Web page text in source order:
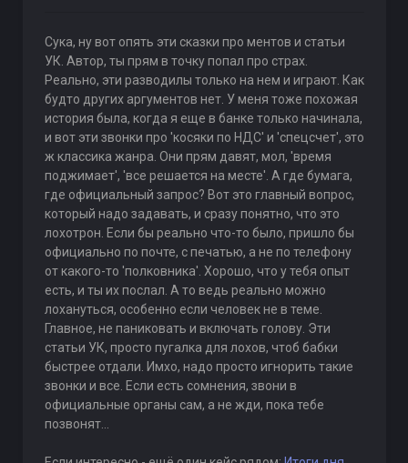
Сука, ну вот опять эти сказки про ментов и статьи
УК. Автор, ты прям в точку попал про страх.
Реально, эти разводилы только на нем и играют. Как
будто других аргументов нет. У меня тоже похожая
история была, когда я еще в банке только начинала,
и вот эти звонки про 'косяки по НДС' и 'спецсчет', это
ж классика жанра. Они прям давят, мол, 'время
поджимает', 'все решается на месте'. А где бумага,
где официальный запрос? Вот это главный вопрос,
который надо задавать, и сразу понятно, что это
лохотрон. Если бы реально что-то было, пришло бы
официально по почте, с печатью, а не по телефону
от какого-то 'полковника'. Хорошо, что у тебя опыт
есть, и ты их послал. А то ведь реально можно
лохануться, особенно если человек не в теме.
Главное, не паниковать и включать голову. Эти
статьи УК, просто пугалка для лохов, чтоб бабки
быстрее отдали. Имхо, надо просто игнорить такие
звонки и все. Если есть сомнения, звони в
официальные органы сам, а не жди, пока тебе
позвонят...